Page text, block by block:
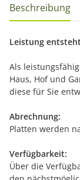
Beschreibung
Leistung
Als
Haus, Hof und
diese für Sie
Abrechnung:
Platten werden
Verfügbarkeit:
Über die